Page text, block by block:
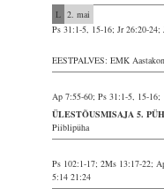
L 2. mai
Ps 31:1-5, 15-16; Jr 26:20-24;
EESTPALVES: EMK
Ap 7:55-60; Ps 31:1-5, 15-
ÜLESTÕUSMISAJA 5.
Piiblipüha
Ps 102:1-17; 2Ms 13:17-22;
5:14 21:24